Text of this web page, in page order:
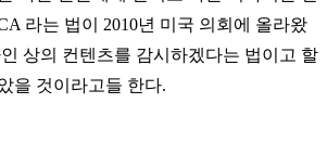
라는 법이 2010년 미국 의회에 올라왔
상의 컨텐츠를 감시하겠다는 법이고 할
을 것이라고들 한다.